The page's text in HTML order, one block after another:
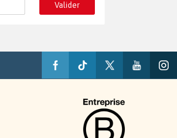
Valider